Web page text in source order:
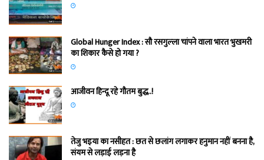
Global Hunger Index : सौ रसगुल्‍ला चांपने वाला भारत भुखमरी
का शिकार कैसे हो गया ?
आजीवन हिन्दू रहे गौतम बुद्ध..!
तेजु भइया का नसीहत : छत से छलांग लगाकर हनुमान नहीं बनना है,
संयम से लड़ाई लड़ना है